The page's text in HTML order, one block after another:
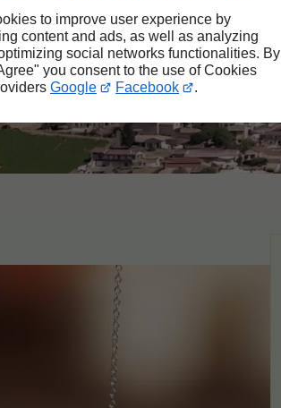
to improve user experience by
content and ads, as well as analyzing
social networks functionalities. By
you consent to the use of Cookies
Google Facebook .